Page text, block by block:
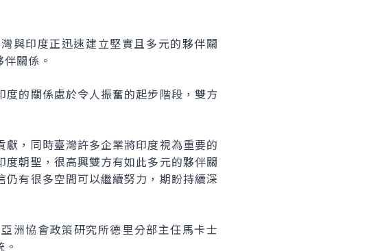
與印度正迅速建立堅實且多元的夥伴關
關係。
的關係處於令人振奮的起步階段，雙方
，同時臺灣許多企業將印度視為重要的
朝聖，很高興雙方有如此多元的夥伴關
有很多空間可以繼續努力，期盼持續深
洲協會政策研究所德里分部主任馬卡士